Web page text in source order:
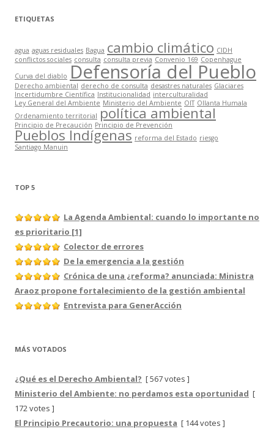
ETIQUETAS
agua aguas residuales Bagua cambio climático CIDH
conflictos sociales consulta consulta previa Convenio 169 Copenhague
Curva del diablo Defensoría del Pueblo
Derecho ambiental derecho de consulta desastres naturales Glaciares
Incertidumbre Científica Institucionalidad interculturalidad
Ley General del Ambiente Ministerio del Ambiente OIT Ollanta Humala
Ordenamiento territorial política ambiental
Principio de Precaución Principio de Prevención
Pueblos Indígenas reforma del Estado riesgo
Santiago Manuin
TOP 5
La Agenda Ambiental: cuando lo importante no
es prioritario [1]
Colector de errores
De la emergencia a la gestión
Crónica de una ¿reforma? anunciada: Ministra
Araoz propone fortalecimiento de la gestión ambiental
Entrevista para GenerAcción
MÁS VOTADOS
¿Qué es el Derecho Ambiental? [ 567 votes ]
Ministerio del Ambiente: no perdamos esta oportunidad [
172 votes ]
El Principio Precautorio: una propuesta [ 144 votes ]